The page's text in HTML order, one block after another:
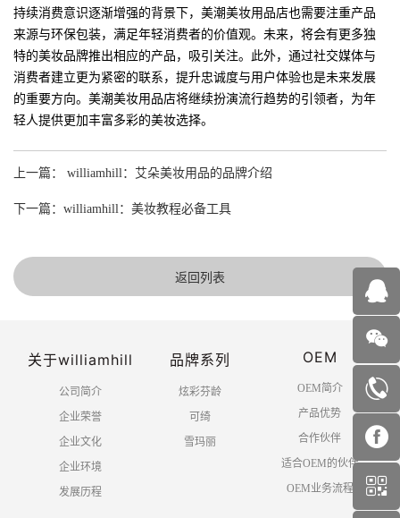
持续消费意识逐渐增强的背景下，美潮美妆用品店也需要注重产品
来源与环保包装，满足年轻消费者的价值观。未来，将会有更多独
特的美妆品牌推出相应的产品，吸引关注。此外，通过社交媒体与
消费者建立更为紧密的联系，提升忠诚度与用户体验也是未来发展
的重要方向。美潮美妆用品店将继续扮演流行趋势的引领者，为年
轻人提供更加丰富多彩的美妆选择。
上一篇： williamhill：艾朵美妆用品的品牌介绍
下一篇：williamhill：美妆教程必备工具
返回列表
关于williamhill
公司简介
企业荣誉
企业文化
企业环境
发展历程
品牌系列
炫彩芬龄
可绮
雪玛丽
OEM
OEM简介
产品优势
合作伙伴
适合OEM的伙伴
OEM业务流程